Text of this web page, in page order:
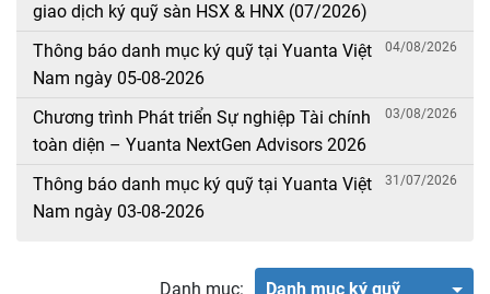
giao dịch ký quỹ sàn HSX & HNX (07/2026)
Thông báo danh mục ký quỹ tại Yuanta Việt
Nam ngày 05-08-2026
04/08/2026
Chương trình Phát triển Sự nghiệp Tài chính
toàn diện – Yuanta NextGen Advisors 2026
03/08/2026
Thông báo danh mục ký quỹ tại Yuanta Việt
Nam ngày 03-08-2026
31/07/2026
Danh mục: Danh mục ký quỹ